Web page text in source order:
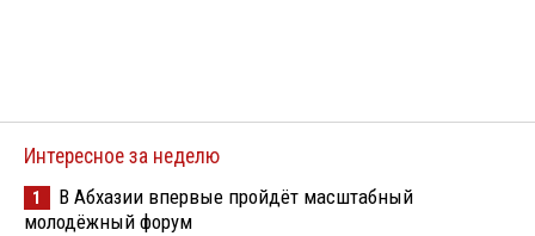
Интересное за неделю
1
В Абхазии впервые пройдёт масштабный
молодёжный форум